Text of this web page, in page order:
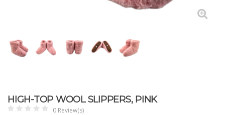
HIGH-TOP WOOL SLIPPERS, PINK
0 Review(s)